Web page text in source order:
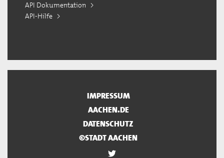
API Dokumentation
API-Hilfe
IMPRESSUM
AACHEN.DE
DATENSCHUTZ
©STADT AACHEN